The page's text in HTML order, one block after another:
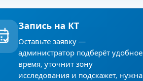
Запись на КТ
Оставьте заявку —
администратор подберёт удобное
время, уточнит зону
исследования и подскажет, нужна